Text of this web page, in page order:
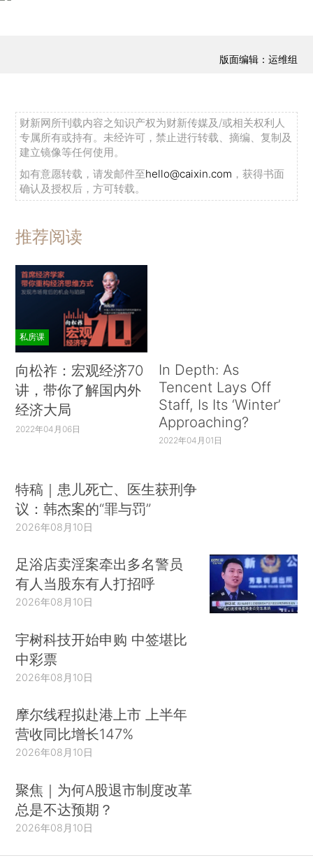
版面编辑：运维组
财新网所刊载内容之知识产权为财新传媒及/或相关权利人
专属所有或持有。未经许可，禁止进行转载、摘编、复制及
建立镜像等任何使用。
如有意愿转载，请发邮件至hello@caixin.com ，获得书面
确认及授权后，方可转载。
推荐阅读
私房课
向松祚：宏观经济70
讲，带你了解国内外
经济大局
2022年04月06日
In Depth: As
Tencent Lays Off
Staff, Is Its ‘Winter’
Approaching?
2022年04月01日
特稿｜患儿死亡、医生获刑争
议：韩杰案的“罪与罚”
2026年08月10日
足浴店卖淫案牵出多名警员
有人当股东有人打招呼
2026年08月10日
宇树科技开始申购 中签堪比
中彩票
2026年08月10日
摩尔线程拟赴港上市 上半年
营收同比增长147%
2026年08月10日
聚焦｜为何A股退市制度改革
总是不达预期？
2026年08月10日